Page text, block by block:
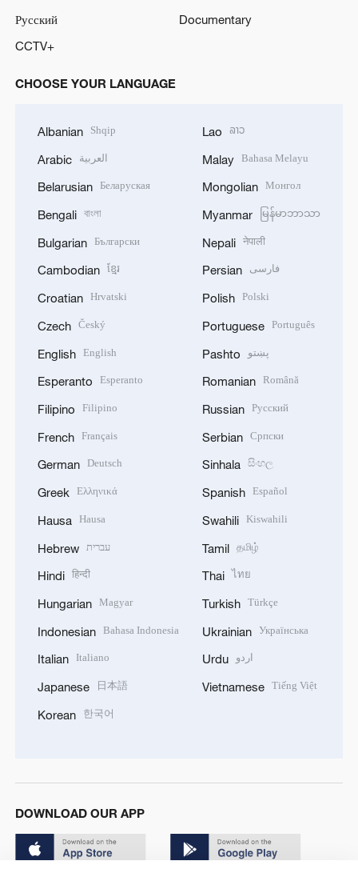
Русский
Documentary
CCTV+
CHOOSE YOUR LANGUAGE
Albanian Shqip
Arabic العربية
Belarusian Беларуская
Bengali বাংলা
Bulgarian Български
Cambodian ខ្មែរ
Croatian Hrvatski
Czech Český
English English
Esperanto Esperanto
Filipino Filipino
French Français
German Deutsch
Greek Ελληνικά
Hausa Hausa
Hebrew עברית
Hindi हिन्दी
Hungarian Magyar
Indonesian Bahasa Indonesia
Italian Italiano
Japanese 日本語
Korean 한국어
Lao ລາວ
Malay Bahasa Melayu
Mongolian Монгол
Myanmar မြန်မာဘာသာ
Nepali नेपाली
Persian فارسی
Polish Polski
Portuguese Português
Pashto پښتو
Romanian Română
Russian Русский
Serbian Српски
Sinhala සිංහල
Spanish Español
Swahili Kiswahili
Tamil தமிழ்
Thai ไทย
Turkish Türkçe
Ukrainian Українська
Urdu اردو
Vietnamese Tiếng Việt
DOWNLOAD OUR APP